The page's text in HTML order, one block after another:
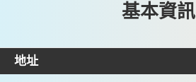
基本資訊
地址